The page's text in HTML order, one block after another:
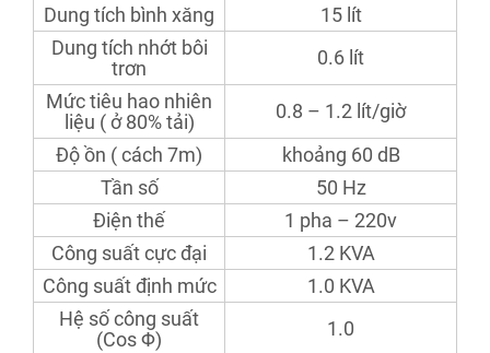
Dung tích bình xăng
15 lít
Dung tích nhớt bôi
trơn
0.6 lít
Mức tiêu hao nhiên
liệu ( ở 80% tải)
0.8 – 1.2 lít/giờ
Độ ồn ( cách 7m)
khoảng 60 dB
Tần số
50 Hz
Điện thế
1 pha – 220v
Công suất cực đại
1.2 KVA
Công suất định mức
1.0 KVA
Hệ số công suất
(Cos Φ)
1.0